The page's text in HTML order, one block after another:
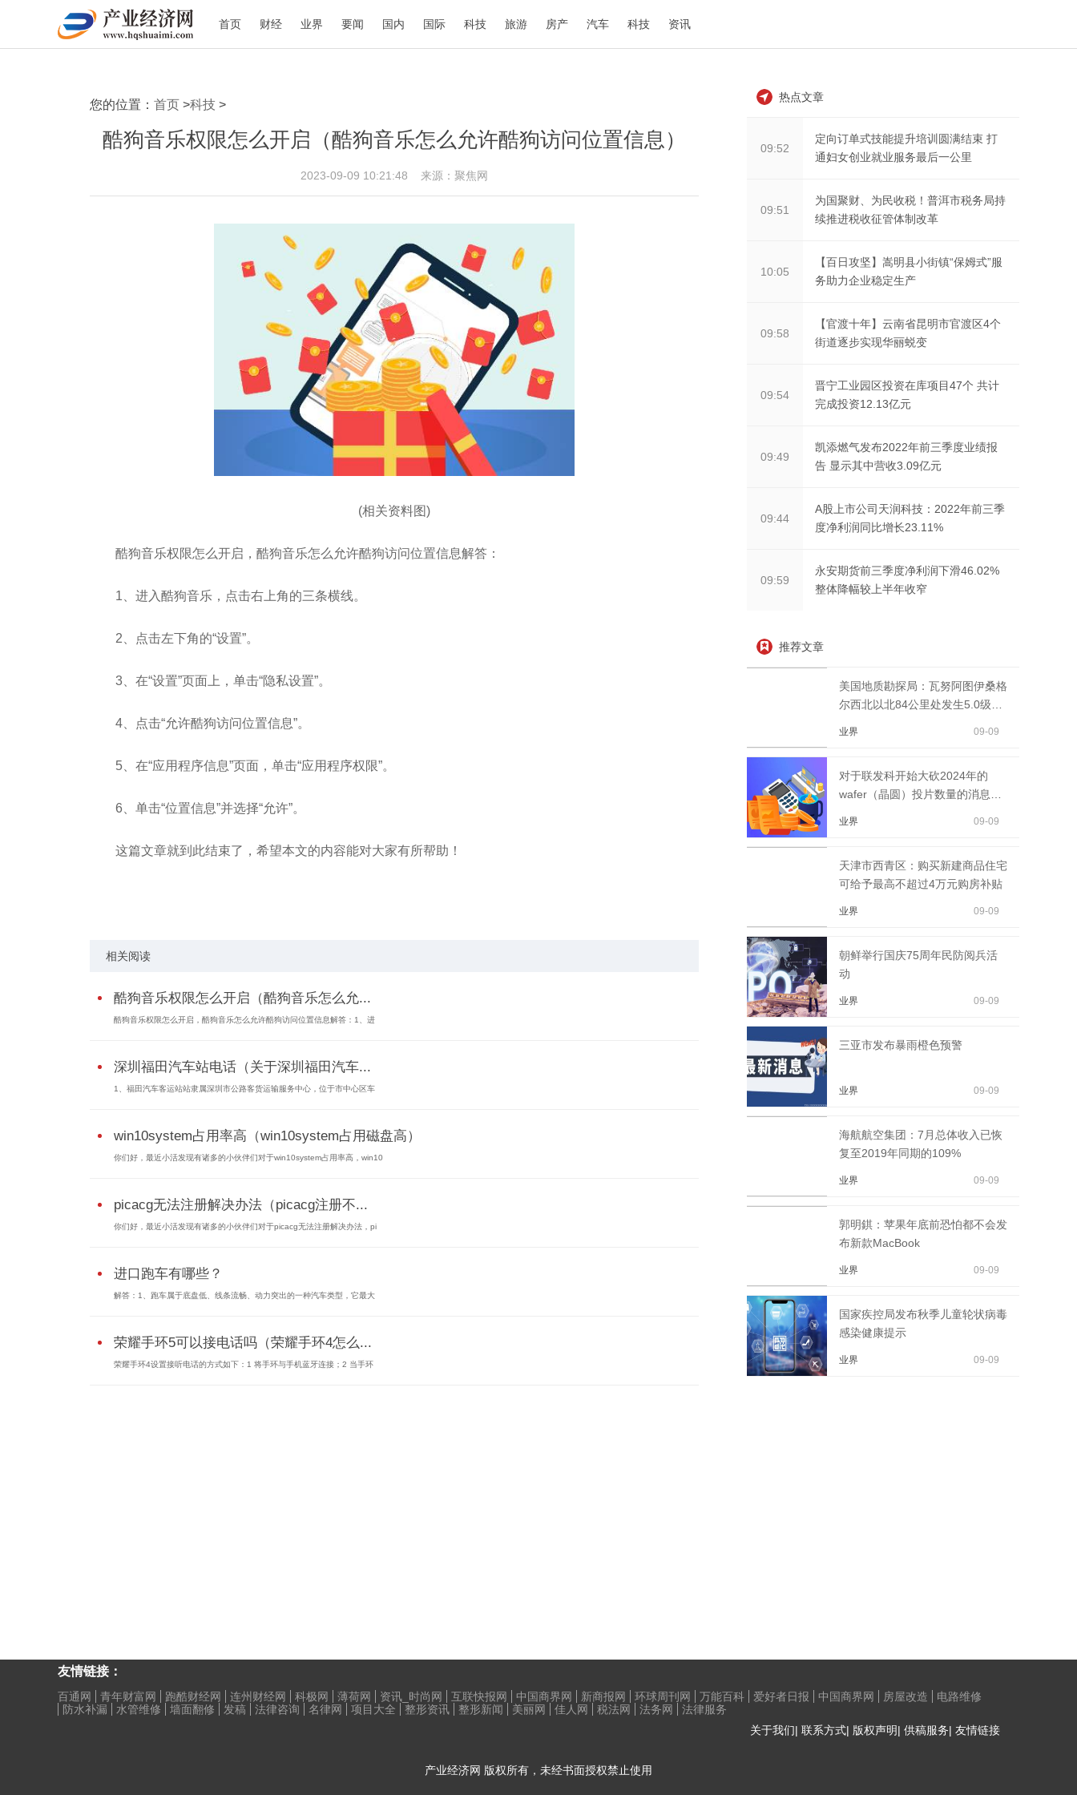
首页 财经 业界 要闻 国内 国际 科技 旅游 房产 汽车 科技 资讯
您的位置： 首页 >科技 >
酷狗音乐权限怎么开启（酷狗音乐怎么允许酷狗访问位置信息）
2023-09-09 10:21:48 来源：聚焦网
(相关资料图)
酷狗音乐权限怎么开启，酷狗音乐怎么允许酷狗访问位置信息解答：
1、进入酷狗音乐，点击右上角的三条横线。
2、点击左下角的“设置”。
3、在“设置”页面上，单击“隐私设置”。
4、点击“允许酷狗访问位置信息”。
5、在“应用程序信息”页面，单击“应用程序权限”。
6、单击“位置信息”并选择“允许”。
这篇文章就到此结束了，希望本文的内容能对大家有所帮助！
相关阅读
酷狗音乐权限怎么开启（酷狗音乐怎么允...
酷狗音乐权限怎么开启，酷狗音乐怎么允许酷狗访问位置信息解答：1、进
深圳福田汽车站电话（关于深圳福田汽车...
1、福田汽车客运站站隶属深圳市公路客货运输服务中心，位于市中心区车
win10system占用率高（win10system占用磁盘高）
你们好，最近小活发现有诸多的小伙伴们对于win10system占用率高，win10
picacg无法注册解决办法（picacg注册不...
你们好，最近小活发现有诸多的小伙伴们对于picacg无法注册解决办法，pi
进口跑车有哪些？
解答：1、跑车属于底盘低、线条流畅、动力突出的一种汽车类型，它最大
荣耀手环5可以接电话吗（荣耀手环4怎么...
荣耀手环4设置接听电话的方式如下：1 将手环与手机蓝牙连接；2 当手环
热点文章
09:52
定向订单式技能提升培训圆满结束 打
通妇女创业就业服务最后一公里
09:51
为国聚财、为民收税！普洱市税务局持
续推进税收征管体制改革
10:05
【百日攻坚】嵩明县小街镇“保姆式”服
务助力企业稳定生产
09:58
【官渡十年】云南省昆明市官渡区4个
街道逐步实现华丽蜕变
09:54
晋宁工业园区投资在库项目47个 共计
完成投资12.13亿元
09:49
凯添燃气发布2022年前三季度业绩报
告 显示其中营收3.09亿元
09:44
A股上市公司天润科技：2022年前三季
度净利润同比增长23.11%
09:59
永安期货前三季度净利润下滑46.02%
整体降幅较上半年收窄
推荐文章
美国地质勘探局：瓦努阿图伊桑格
尔西北以北84公里处发生5.0级地
业界 09-09
对于联发科开始大砍2024年的
wafer（晶圆）投片数量的消息，
业界 09-09
天津市西青区：购买新建商品住宅
可给予最高不超过4万元购房补贴
业界 09-09
朝鲜举行国庆75周年民防阅兵活
动
业界 09-09
三亚市发布暴雨橙色预警
业界 09-09
海航航空集团：7月总体收入已恢
复至2019年同期的109%
业界 09-09
郭明錤：苹果年底前恐怕都不会发
布新款MacBook
业界 09-09
国家疾控局发布秋季儿童轮状病毒
感染健康提示
业界 09-09
友情链接：
百通网 青年财富网 跑酷财经网 连州财经网 科极网 薄荷网 资讯_时尚网 互联快报网 中国商界网 新商报网 环球周刊网 万能百科 爱好者日报 中国商界网 房屋改造
电路维修
防水补漏
水管维修 墙面翻修 发稿 法律咨询 名律网 项目大全 整形资讯 整形新闻 美丽网 佳人网 税法网 法务网
法律服务
关于我们| 联系方式| 版权声明| 供稿服务| 友情链接
产业经济网 版权所有，未经书面授权禁止使用